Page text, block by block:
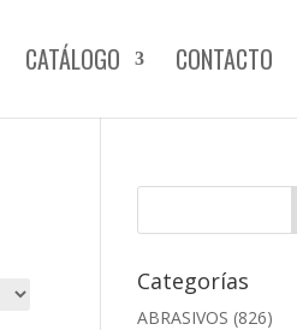
CATÁLOGO CONTACTO
Categorías
ABRASIVOS (826)